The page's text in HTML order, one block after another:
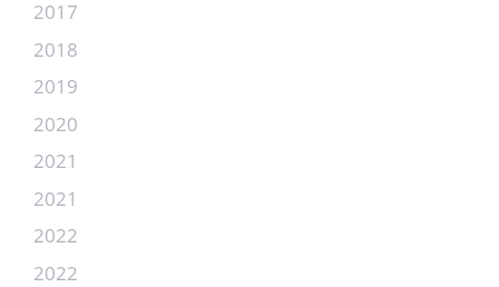
2017
2018
2019
2020
2021
2021
2022
2022